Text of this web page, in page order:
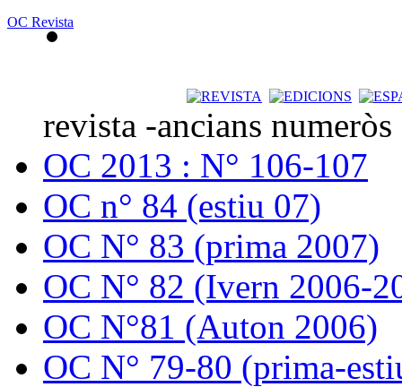
OC Revista
revista -ancians
OC 2013 : N° 106-107
OC n° 84 (estiu 07)
OC N° 83 (prima 2007)
OC N° 82 (Ivern 2006-
OC N°81 (Auton 2006)
OC N° 79-80 (prima-